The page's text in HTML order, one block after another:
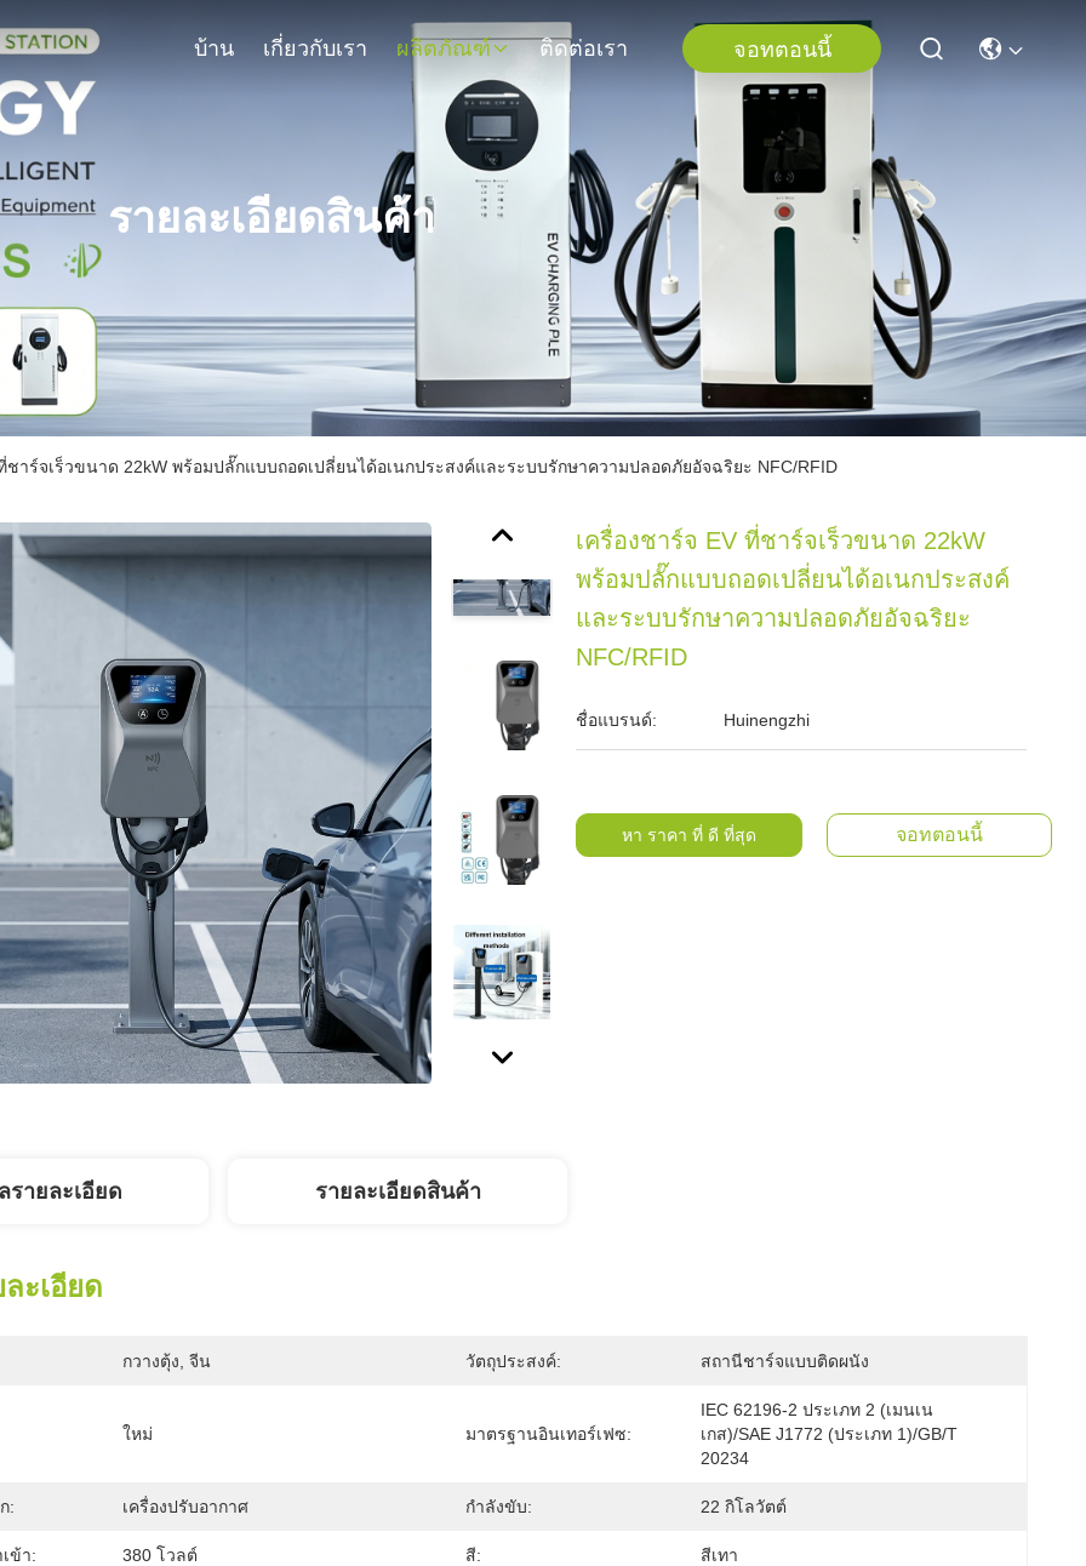
บ้าน เกี่ยวกับเรา ผลิตภัณฑ์ ติดต่อเรา จอทตอนนี้
รายละเอียดสินค้า
ชาร์จเร็วขนาด 22kW พร้อมปลั๊กแบบถอดเปลี่ยนได้อเนกประสงค์และระบบรักษาความปลอดภัยอัจฉริยะ NFC/RFID
เครื่องชาร์จ EV ที่ชาร์จเร็วขนาด 22kW
พร้อมปลั๊กแบบถอดเปลี่ยนได้อเนกประสงค์
และระบบรักษาความปลอดภัยอัจฉริยะ
NFC/RFID
ชื่อแบรนด์: Huinengzhi
หา ราคา ที่ ดี ที่สุด จอทตอนนี้
รายละเอียด รายละเอียดสินค้า
ะเอียด
กวางตุ้ง, จีน วัตถุประสงค์: สถานีชาร์จแบบติดผนัง
ใหม่ มาตรฐานอินเทอร์เฟซ:
IEC 62196-2 ประเภท 2 (เมนเน
เกส)/SAE J1772 (ประเภท 1)/GB/T
20234
: เครื่องปรับอากาศ กำลังขับ: 22 กิโลวัตต์
ข้า: 380 โวลต์ สี: สีเทา